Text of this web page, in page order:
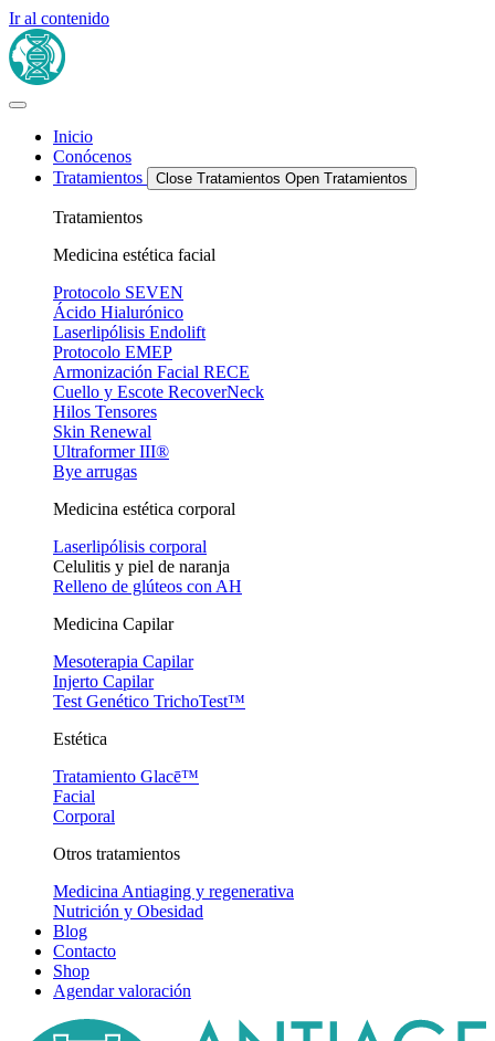
Ir al contenido
Inicio
Conócenos
Tratamientos
Close Tratamientos Open Tratamientos
Tratamientos
Medicina estética facial
Protocolo SEVEN
Ácido Hialurónico
Laserlipólisis Endolift
Protocolo EMEP
Armonización Facial RECE
Cuello y Escote RecoverNeck
Hilos Tensores
Skin Renewal
Ultraformer III®
Bye arrugas
Medicina estética corporal
Laserlipólisis corporal
Celulitis y piel de naranja
Relleno de glúteos con AH
Medicina Capilar
Mesoterapia Capilar
Injerto Capilar
Test Genético TrichoTest™
Estética
Tratamiento Glacē™
Facial
Corporal
Otros tratamientos
Medicina Antiaging y regenerativa
Nutrición y Obesidad
Blog
Contacto
Shop
Agendar valoración